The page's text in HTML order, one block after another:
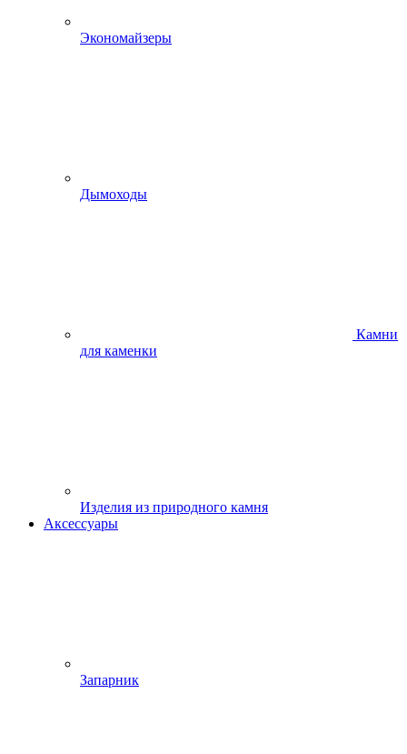
Экономайзеры
Дымоходы
Камни
для каменки
Изделия из природного камня
Аксессуары
Запарник